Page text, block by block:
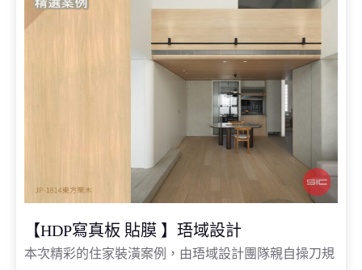
【HDP寫真板 貼膜 】珸域設計
本次精彩的住家裝潢案例，由珸域設計團隊親自操刀規